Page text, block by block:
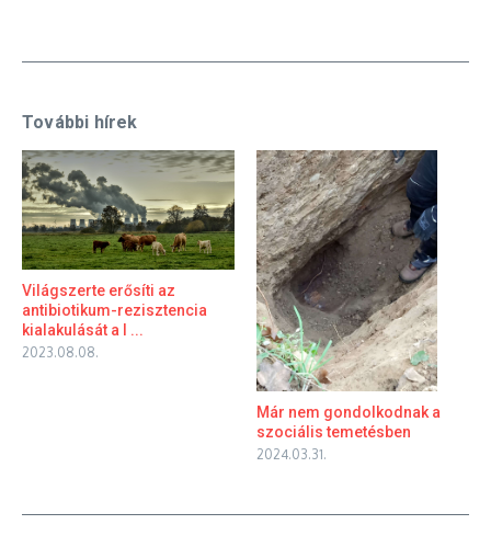
További hírek
Világszerte erősíti az
antibiotikum-rezisztencia
kialakulását a l ...
2023.08.08.
Már nem gondolkodnak a
szociális temetésben
2024.03.31.